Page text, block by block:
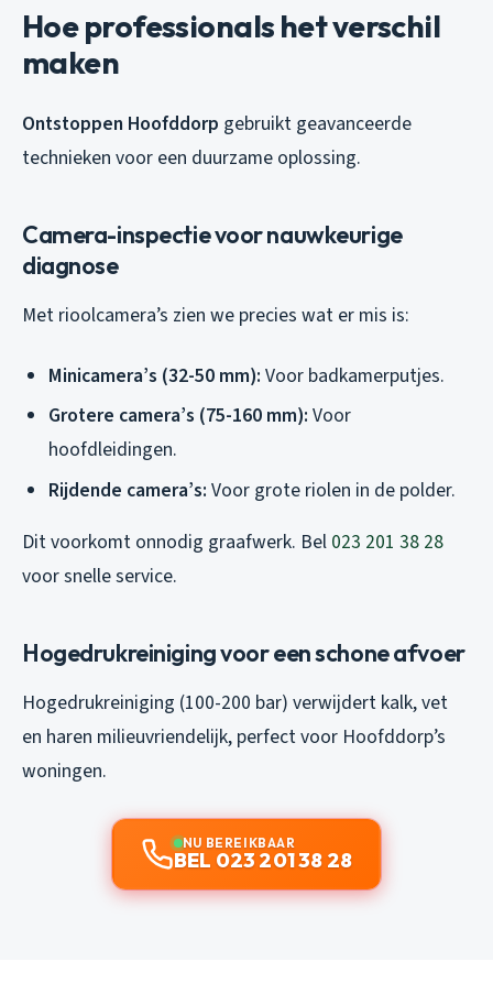
Hoe professionals het verschil
maken
Ontstoppen Hoofddorp gebruikt geavanceerde
technieken voor een duurzame oplossing.
Camera-inspectie voor nauwkeurige
diagnose
Met rioolcamera’s zien we precies wat er mis is:
Minicamera’s (32-50 mm): Voor badkamerputjes.
Grotere camera’s (75-160 mm): Voor
hoofdleidingen.
Rijdende camera’s: Voor grote riolen in de polder.
Dit voorkomt onnodig graafwerk. Bel 023 201 38 28
voor snelle service.
Hogedrukreiniging voor een schone afvoer
Hogedrukreiniging (100-200 bar) verwijdert kalk, vet
en haren milieuvriendelijk, perfect voor Hoofddorp’s
woningen.
NU BEREIKBAAR
BEL 023 201 38 28